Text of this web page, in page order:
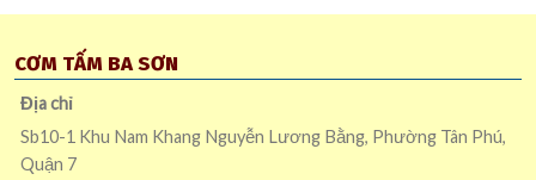
CƠM TẤM BA SƠN
Địa chỉ
Sb10-1 Khu Nam Khang Nguyễn Lương Bằng, Phường Tân Phú,
Quận 7